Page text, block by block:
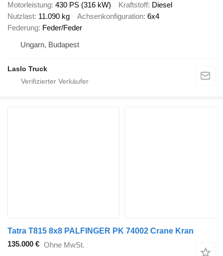
Motorleistung 430 PS (316 kW) Kraftstoff Diesel
Nutzlast 11.090 kg Achsenkonfiguration 6x4
Federung Feder/Feder
Ungarn, Budapest
Laslo Truck
Tatra T815 8x8 PALFINGER PK 74002 Crane Kran
135.000 € Ohne MwSt.